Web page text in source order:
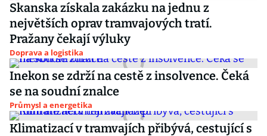
Skanska získala zakázku na jednu z
největších oprav tramvajových tratí.
Pražany čekají výluky
Doprava a logistika
Inekon se zdrží na cestě z insolvence. Čeká
se na soudní znalce
Průmysl a energetika
Klimatizací v tramvajích přibývá, cestující s